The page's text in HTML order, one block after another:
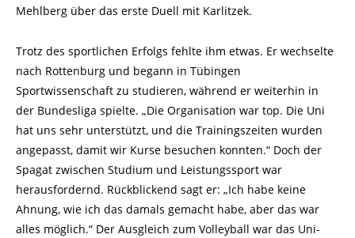
Mehlberg über das erste Duell mit Karlitzek.
Trotz des sportlichen Erfolgs fehlte ihm etwas. Er wechselte
nach Rottenburg und begann in Tübingen
Sportwissenschaft zu studieren, während er weiterhin in
der Bundesliga spielte. „Die Organisation war top. Die Uni
hat uns sehr unterstützt, und die Trainingszeiten wurden
angepasst, damit wir Kurse besuchen konnten.“ Doch der
Spagat zwischen Studium und Leistungssport war
herausfordernd. Rückblickend sagt er: „Ich habe keine
Ahnung, wie ich das damals gemacht habe, aber das war
alles möglich.“ Der Ausgleich zum Volleyball war das Uni-